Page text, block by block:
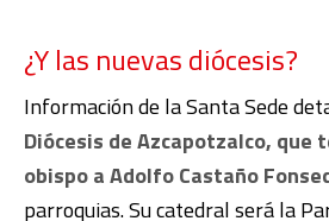
¿Y las nuevas diócesis?
Información de la Santa Sede
Diócesis de Azcapotzalco, que
obispo a Adolfo Castaño
parroquias. Su catedral será la